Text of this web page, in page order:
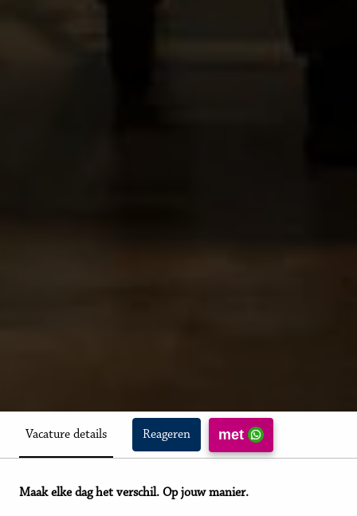
Vacature details Reageren met
Maak elke dag het verschil. Op jouw manier.